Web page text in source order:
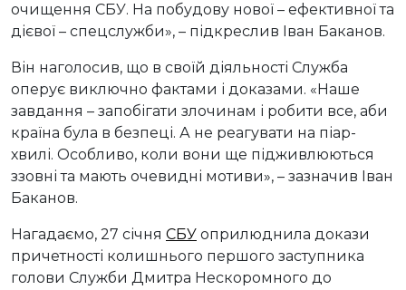
очищення СБУ. На побудову нової – ефективної та
дієвої – спецслужби», – підкреслив Іван Баканов.
Він наголосив, що в своїй діяльності Служба
оперує виключно фактами і доказами. «Наше
завдання – запобігати злочинам і робити все, аби
країна була в безпеці. А не реагувати на піар-
хвилі. Особливо, коли вони ще підживлюються
ззовні та мають очевидні мотиви», – зазначив Іван
Баканов.
Нагадаємо, 27 січня СБУ оприлюднила докази
причетності колишнього першого заступника
голови Служби Дмитра Нескоромного до